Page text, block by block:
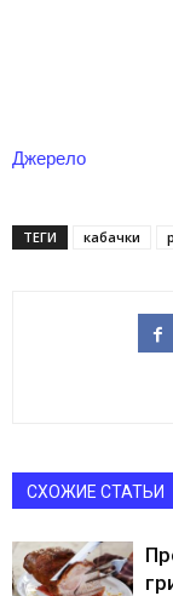
Джерело
ТЕГИ кабачки
СХОЖИЕ СТАТЬИ